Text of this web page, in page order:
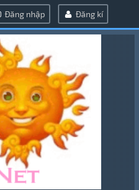
Đăng nhập Đăng kí